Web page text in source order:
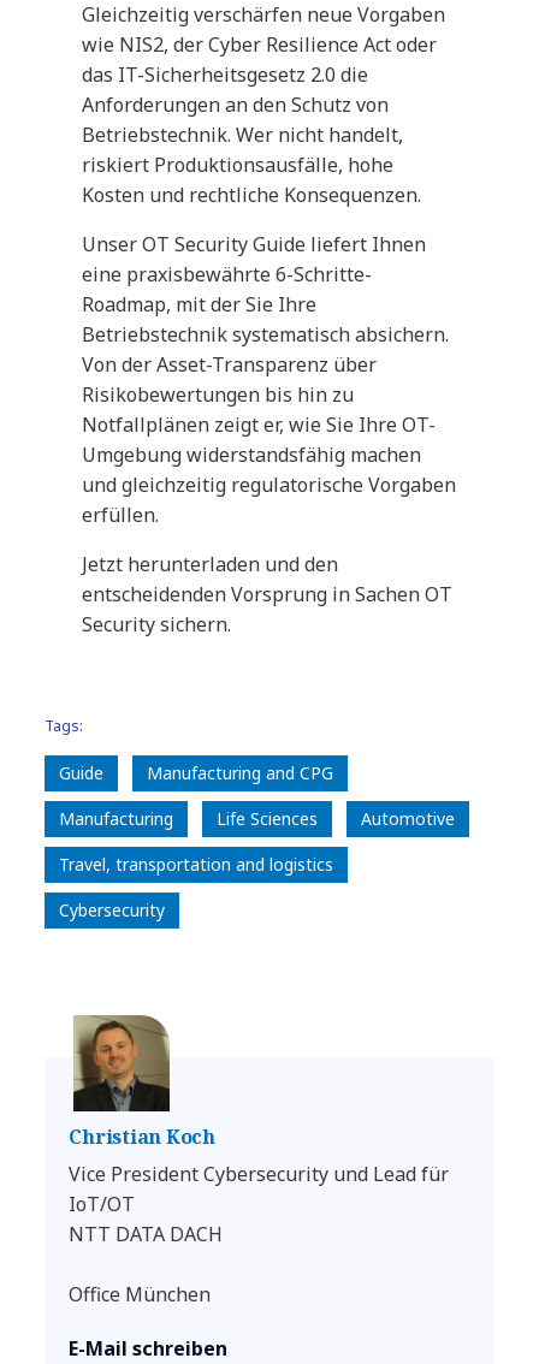
Gleichzeitig verschärfen neue Vorgaben
wie NIS2, der Cyber Resilience Act oder
das IT-Sicherheitsgesetz 2.0 die
Anforderungen an den Schutz von
Betriebstechnik. Wer nicht handelt,
riskiert Produktionsausfälle, hohe
Kosten und rechtliche Konsequenzen.
Unser OT Security Guide liefert Ihnen
eine praxisbewährte 6-Schritte-
Roadmap, mit der Sie Ihre
Betriebstechnik systematisch absichern.
Von der Asset-Transparenz über
Risikobewertungen bis hin zu
Notfallplänen zeigt er, wie Sie Ihre OT-
Umgebung widerstandsfähig machen
und gleichzeitig regulatorische Vorgaben
erfüllen.
Jetzt herunterladen und den
entscheidenden Vorsprung in Sachen OT
Security sichern.
Tags:
Guide
Manufacturing and CPG
Manufacturing
Life Sciences
Automotive
Travel, transportation and logistics​
Cybersecurity
Christian Koch
Vice President Cybersecurity und Lead für
IoT/OT
NTT DATA DACH
Office München
E-Mail schreiben